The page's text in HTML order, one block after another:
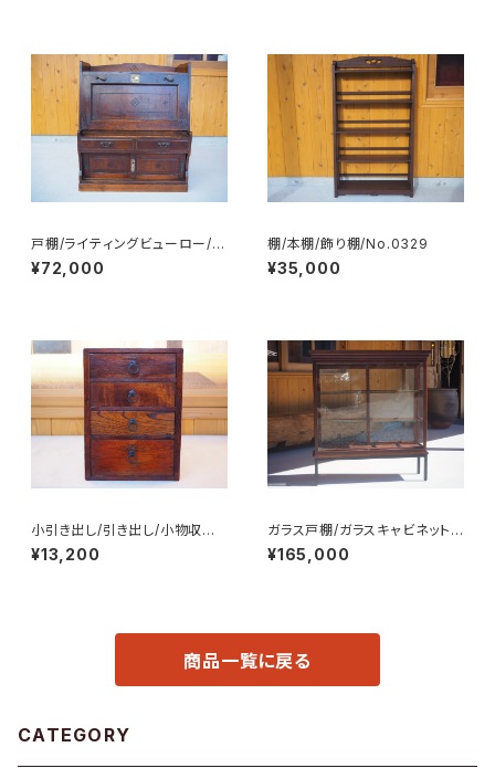
戸棚/ライティングビューロー/収
納家具/No.0302
¥72,000
棚/本棚/飾り棚/No.0329
¥35,000
小引き出し/引き出し/小物収納/
No.0262
¥13,200
ガラス戸棚/ガラスキャビネット/
食器棚/飾り棚/No.0324
¥165,000
商品一覧に戻る
CATEGORY